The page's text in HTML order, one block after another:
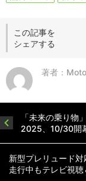
この記事を
シェアする
著者：
「未来の乗り物
2025、10/30開
新型プレリュード対
走行中もテレビ視